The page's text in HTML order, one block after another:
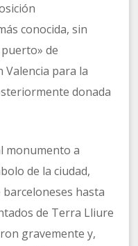
conocida, sin
de
Valencia para la
donada
monumento a
de la ciudad,
hasta
de Terra Lliure
gravemente y,